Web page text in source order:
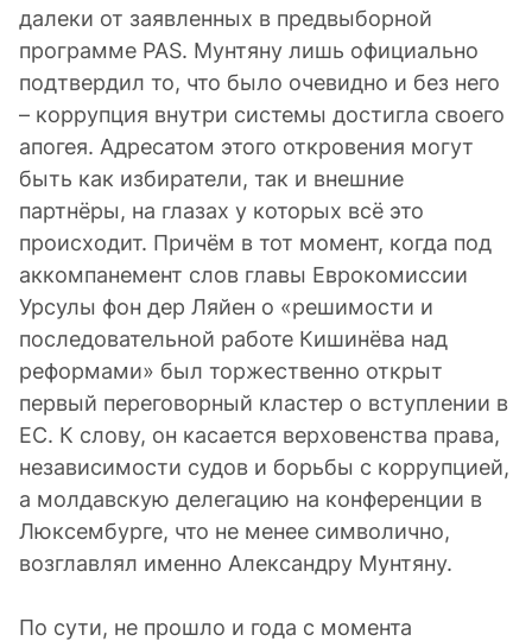
далеки от заявленных в предвыборной
программе PAS. Мунтяну лишь официально
подтвердил то, что было очевидно и без него
– коррупция внутри системы достигла своего
апогея. Адресатом этого откровения могут
быть как избиратели, так и внешние
партнёры, на глазах у которых всё это
происходит. Причём в тот момент, когда под
аккомпанемент слов главы Еврокомиссии
Урсулы фон дер Ляйен о «решимости и
последовательной работе Кишинёва над
реформами» был торжественно открыт
первый переговорный кластер о вступлении в
ЕС. К слову, он касается верховенства права,
независимости судов и борьбы с коррупцией,
а молдавскую делегацию на конференции в
Люксембурге, что не менее символично,
возглавлял именно Александру Мунтяну.
По сути, не прошло и года с момента